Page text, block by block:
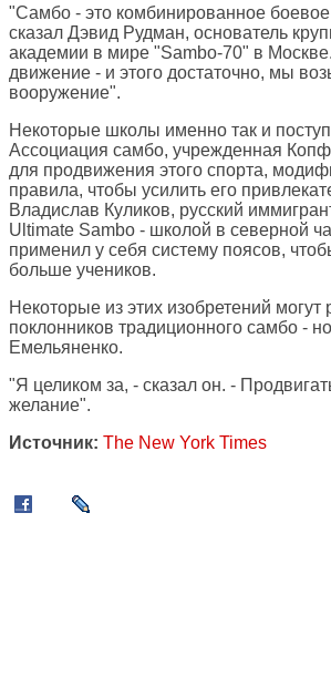
"Самбо - это комбинированное боевое
сказал Дэвид Рудман, основатель
академии в мире "Sambo-70" в
движение - и этого достаточно, мы
вооружение".
Некоторые школы именно так и
Ассоциация самбо, учрежденная
для продвижения этого спорта,
правила, чтобы усилить его
Владислав Куликов, русский
Ultimate Sambo - школой в северной
применил у себя систему поясов,
больше учеников.
Некоторые из этих изобретений могут
поклонников традиционного самбо -
Емельяненко.
"Я целиком за, - сказал он. -
желание".
Источник: The New York Times